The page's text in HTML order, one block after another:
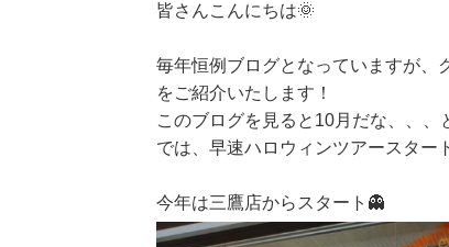
皆さんこんにちは🌞
毎年恒例ブログとなっていますが、
をご紹介いたします！
このブログを見ると10月だな、、
では、早速ハロウィンツアースター
今年は三鷹店からスタート👻